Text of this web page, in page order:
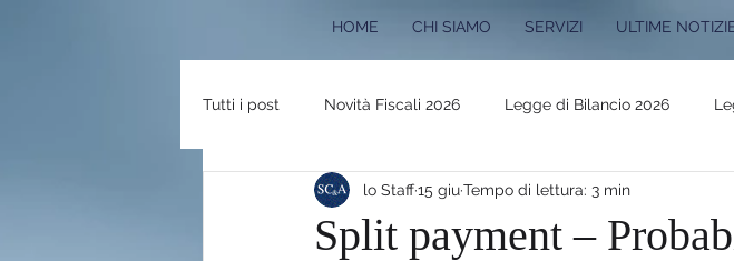
HOME CHI SIAMO SERVIZI ULTIME
Tutti i post Novità Fiscali 2026 Legge di Bilancio 2026
RASSEGNA STAMPA Eventi e progetti Legge di Bilancio
Split payment –
lo Staff15 giuTempo di lettura: 3 min